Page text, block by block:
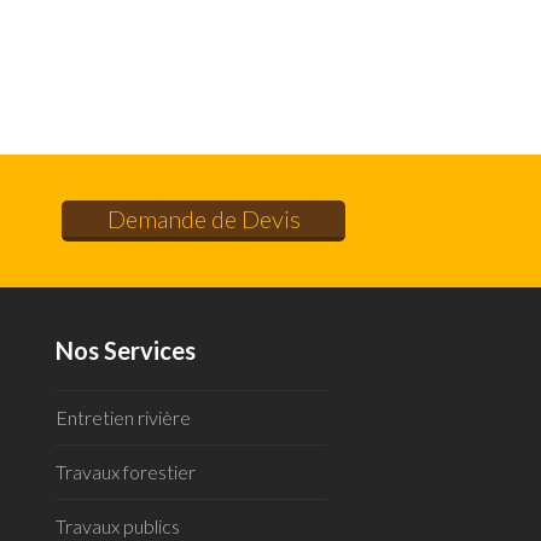
Demande de Devis
Nos Services
Entretien rivière
Travaux forestier
Travaux publics